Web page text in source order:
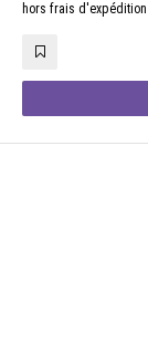
hors frais d'expédition